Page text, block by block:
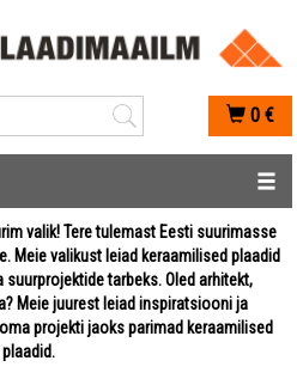
Mobiilis otsimise sisestus
0 €
valik! Tere tulemast Eesti suurimasse
Meie valikust leiad keraamilised plaadid
tarbeks. Oled arhitekt,
Meie juurest leiad inspiratsiooni ja
projekti jaoks parimad keraamilised
plaadid.